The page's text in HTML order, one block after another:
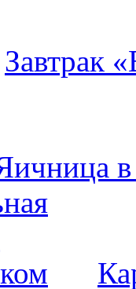
Завтрак